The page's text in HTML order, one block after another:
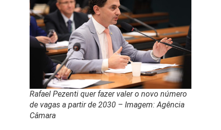
Rafael Pezenti quer fazer valer o novo número
de vagas a partir de 2030 – Imagem: Agência
Câmara